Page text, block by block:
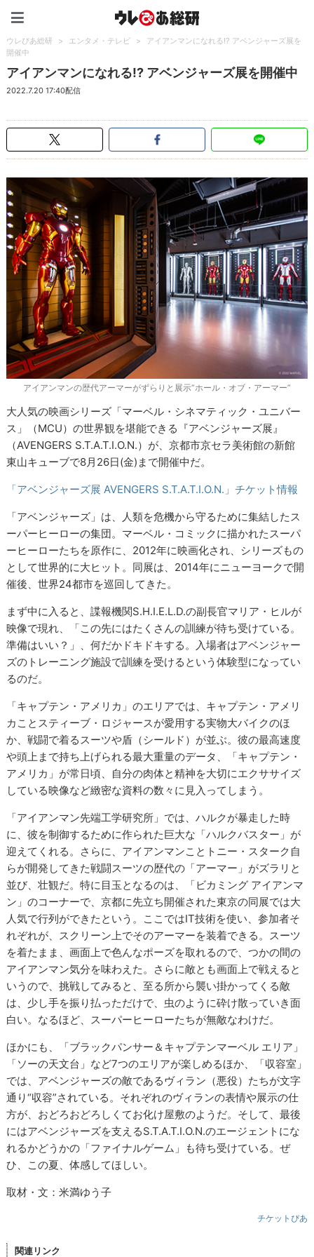
ウレぴあ総研 > エンタメ・テレビ >
アイアンマンになれる!? アベンジャーズ展を
開催中
アイアンマンになれる!? アベンジャーズ展を開催中
2022.7.20 17:40配信
アイアンマンの歴代アーマーがずらりと展示“ホール・オブ・アーマー”
大人気の映画シリーズ「マーベル・シネマティック・ユニバー
ス」（MCU）の世界観を堪能できる『アベンジャーズ展』
（AVENGERS S.T.A.T.I.O.N.）が、京都市京セラ美術館の新館
東山キューブで8月26日(金)まで開催中だ。
「アベンジャーズ展 AVENGERS S.T.A.T.I.O.N.」チケット情報
「アベンジャーズ」は、人類を危機から守るために集結したス
ーパーヒーローの集団。マーベル・コミックに描かれたスーパ
ーヒーローたちを原作に、2012年に映画化され、シリーズもの
として世界的に大ヒット。同展は、2014年にニューヨークで開
催後、世界24都市を巡回してきた。
まず中に入ると、諜報機関S.H.I.E.L.D.の副長官マリア・ヒルが
映像で現れ、「この先にはたくさんの訓練が待ち受けている。
準備はいい？」、何だかドキドキする。入場者はアベンジャー
ズのトレーニング施設で訓練を受けるという体験型になってい
るのだ。
「キャプテン・アメリカ」のエリアでは、キャプテン・アメリ
カことスティーブ・ロジャースが愛用する実物大バイクのほ
か、戦闘で着るスーツや盾（シールド）が並ぶ。彼の最高速度
や頭上まで持ち上げられる最大重量のデータ、「キャプテン・
アメリカ」が常日頃、自分の肉体と精神を大切にエクササイズ
している映像など緻密な資料の数々に見入ってしまう。
「アイアンマン先端工学研究所」では、ハルクが暴走した時
に、彼を制御するために作られた巨大な「ハルクバスター」が
迎えてくれる。さらに、アイアンマンことトニー・スターク自
らが開発してきた戦闘スーツの歴代の「アーマー」がズラリと
並び、壮観だ。特に目玉となるのは、「ビカミング アイアンマ
ン」のコーナーで、京都に先立ち開催された東京の同展では大
人気で行列ができたという。ここではIT技術を使い、参加者そ
れぞれが、スクリーン上でそのアーマーを装着できる。スーツ
を着たまま、画面上で色んなポーズを取れるので、つかの間の
アイアンマン気分を味わえた。さらに敵とも画面上で戦えると
いうので、挑戦してみると、至る所から襲い掛かってくる敵
は、少し手を振り払っただけで、虫のように砕け散っていき面
白い。なるほど、スーパーヒーローたちが無敵なわけだ。
ほかにも、「ブラックパンサー＆キャプテンマーベル エリア」
「ソーの天文台」など7つのエリアが楽しめるほか、「収容室」
では、アベンジャーズの敵であるヴィラン（悪役）たちが文字
通り“収容”されている。それぞれのヴィランの表情や展示の仕
方が、おどろおどろしくてお化け屋敷のようだ。そして、最後
にはアベンジャーズを支えるS.T.A.T.I.O.N.のエージェントにな
れるかどうかの「ファイナルゲーム」も待ち受けている。ぜ
ひ、この夏、体感してほしい。
取材・文：米満ゆう子
チケットぴあ
関連リンク